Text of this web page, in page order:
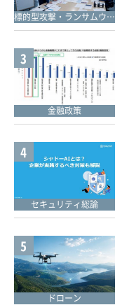
標的型攻撃・ランサムウェア対策
3
金融政策
4
セキュリティ総論
5
ドローン